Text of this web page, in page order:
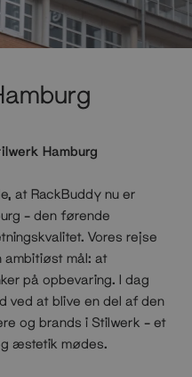
Hamburg
at RackBuddy nu er
– den førende
Vores rejse
ambitiøst mål: at
på opbevaring. I dag
ved at blive en del af den
og brands i Stilwerk – et
æstetik mødes.